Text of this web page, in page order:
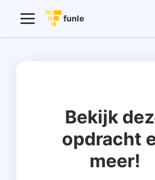
funle
Bekijk
opdracht
meer!